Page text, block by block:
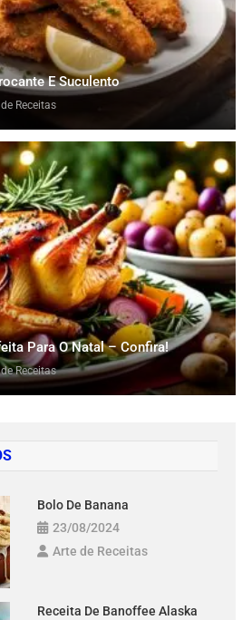
Arte de Receitas
De Spaghetti
Arte de Receitas
E Suculento
Receitas
Para O Natal – Confira!
Receitas
Bolo De Banana
23/08/2024
Arte de Receitas
Receita De Banoffee Alaska